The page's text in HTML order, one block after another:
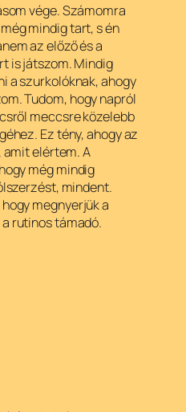
vége. Számomra
mindig tart, s én
az előző és a
is játszom. Mindig
a szurkolóknak, ahogy
Tudom, hogy napról
meccsre közelebb
Ez tény, ahogy az
amit elértem. A
még mindig
mindent.
megnyerjük a
rutinos támadó.